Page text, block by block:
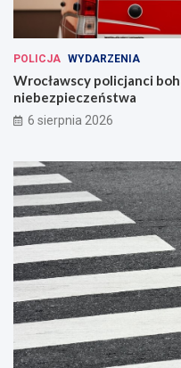
POLICJA WYDARZENIA
Wrocławscy policjanci
niebezpieczeństwa
6 sierpnia 2026